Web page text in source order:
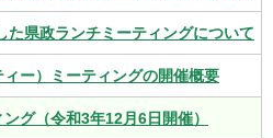
た県政ランチミーティングについて
ー）ミーティングの開催概要
グ（令和3年12月6日開催）